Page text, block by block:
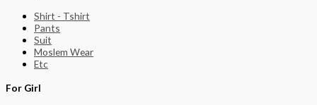
Shirt - Tshirt
Pants
Suit
Moslem Wear
Etc
For Girl